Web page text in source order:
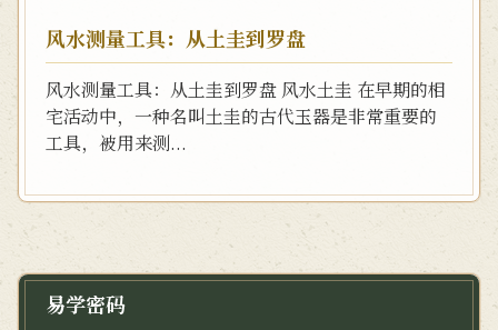
风水测量工具：从土圭到罗盘
风水测量工具：从土圭到罗盘 风水土圭 在早期的相
宅活动中，一种名叫土圭的古代玉器是非常重要的
工具，被用来测...
易学密码